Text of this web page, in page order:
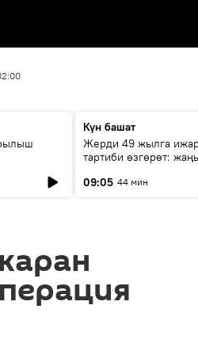
Күн башат
Жерди 49 жылга
тартиби өзгөрөт:
09:05 44 мин